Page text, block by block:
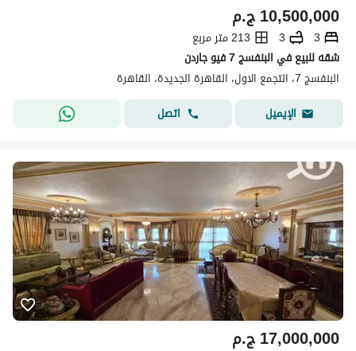
ج.م10,500,000
3
3
213 متر مربع
شقه للبيع في البنفسج 7 فيو جاردن
البنفسج 7، التجمع الاول، القاهرة الجديدة، القاهرة
الإيميل
اتصل
ج.م17,000,000